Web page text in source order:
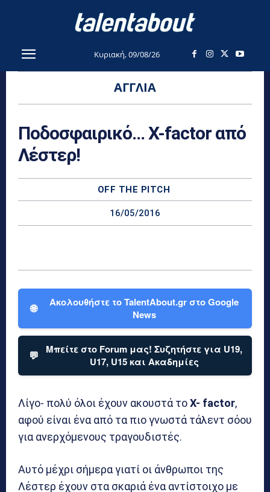
Κυριακή, 09/08/26
ΑΓΓΛΊΑ
Ποδοσφαιρικό… Χ-factor από
Λέστερ!
OFF THE PITCH
16/05/2016
🌐
Ακολουθήστε το TalentAbout.gr στο Google
News
💬
Μπείτε στο Forum μας! Συζητήστε για U19,
U17, U15 και Ακαδημίες
Λίγο- πολύ όλοι έχουν ακουστά τοX- factor,
αφού είναι ένα από τα πιο γνωστά τάλεντ σόου
για ανερχόμενους τραγουδιστές.
Αυτό μέχρι σήμερα γιατί οι άνθρωποι της
Λέστερ έχουν στα σκαριά ένα αντίστοιχο με